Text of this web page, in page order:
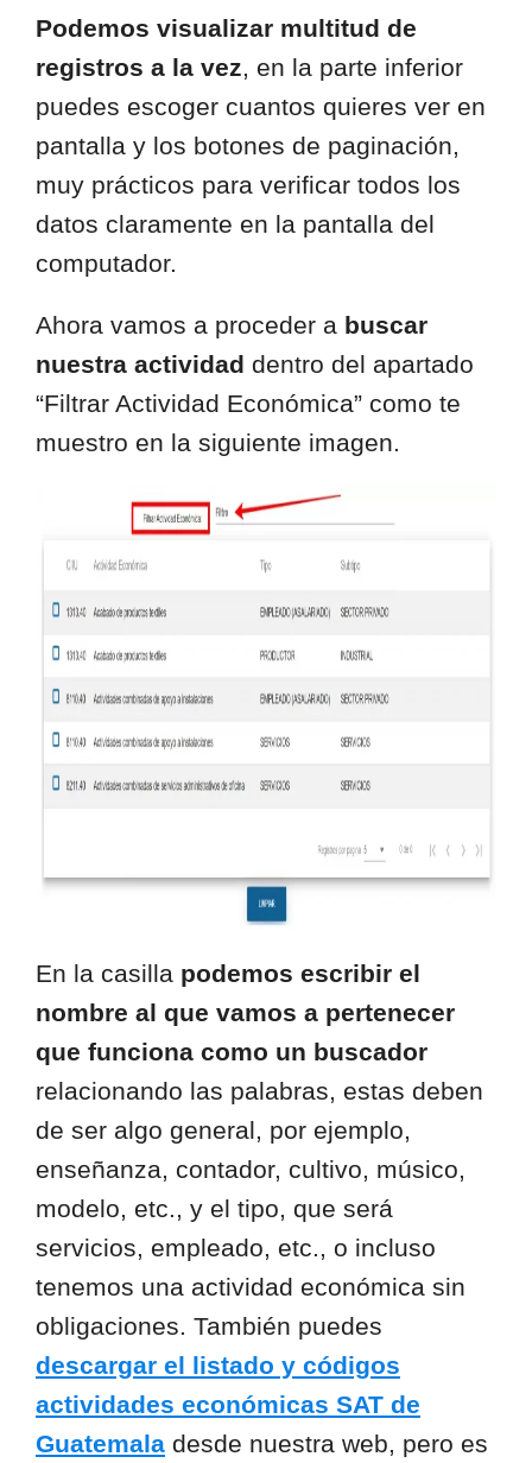
Podemos visualizar multitud de
registros a la vez, en la parte inferior
puedes escoger cuantos quieres ver en
pantalla y los botones de paginación,
muy prácticos para verificar todos los
datos claramente en la pantalla del
computador.
Ahora vamos a proceder a buscar
nuestra actividad dentro del apartado
“Filtrar Actividad Económica” como te
muestro en la siguiente imagen.
En la casilla podemos escribir el
nombre al que vamos a pertenecer
que funciona como un buscador
relacionando las palabras, estas deben
de ser algo general, por ejemplo,
enseñanza, contador, cultivo, músico,
modelo, etc., y el tipo, que será
servicios, empleado, etc., o incluso
tenemos una actividad económica sin
obligaciones. También puedes
descargar el listado y códigos
actividades económicas SAT de
Guatemala desde nuestra web, pero es